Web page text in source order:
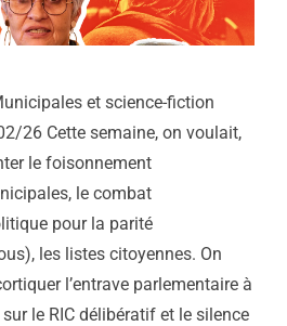
et science-fiction
26 Cette semaine, on voulait,
le foisonnement
le combat
pour la parité
les listes citoyennes. On
l’entrave parlementaire à
le RIC délibératif et le silence